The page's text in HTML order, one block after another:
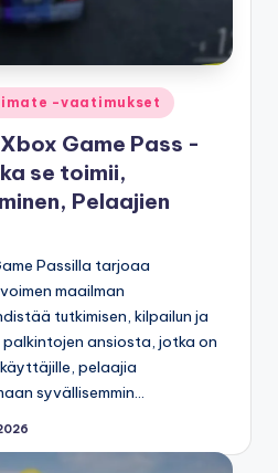
-vaatimukset
Game Pass -
se toimii,
Pelaajien
Passilla tarjoaa
maailman
tutkimisen, kilpailun ja
palkintojen ansiosta, jotka on
pelaajia
syvällisemmin…